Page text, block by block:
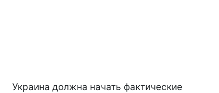
Украина должна начать фактические